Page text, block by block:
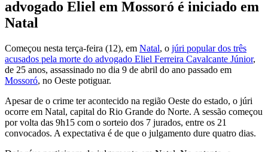
advogado Eliel em Mossoró é iniciado em
Natal
Começou nesta terça-feira (12), em Natal, o júri popular dos três
acusados pela morte do advogado Eliel Ferreira Cavalcante Júnior,
de 25 anos, assassinado no dia 9 de abril do ano passado em
Mossoró, no Oeste potiguar.
Apesar de o crime ter acontecido na região Oeste do estado, o júri
ocorre em Natal, capital do Rio Grande do Norte. A sessão começou
por volta das 9h15 com o sorteio dos 7 jurados, entre os 21
convocados. A expectativa é de que o julgamento dure quatro dias.